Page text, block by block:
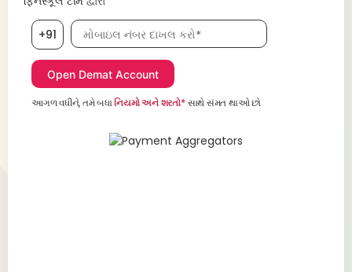
+91 મોબાઇલ નંબર, જરૂરી છે
આગળ વધીને, તમે બધાનિયમો અને શરતો*સાથે સંમત થાઓ છો